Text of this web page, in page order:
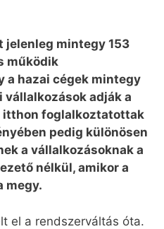
jelenleg mintegy 153
működik
a hazai cégek mintegy
vállalkozások adják a
itthon foglalkoztatottak
pedig különösen
a vállalkozásoknak a
nélkül, amikor a
megy.
el a rendszerváltás óta.